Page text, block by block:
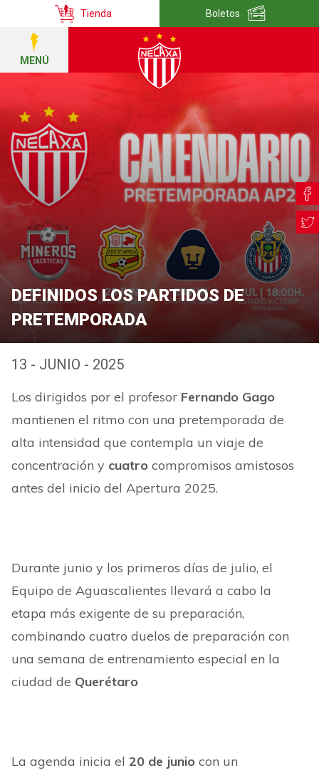
Tienda Boletos
MENÚ
DEFINIDOS LOS PARTIDOS DE
PRETEMPORADA
13 - JUNIO - 2025
Los dirigidos por el profesor Fernando Gago
mantienen el ritmo con una pretemporada de
alta intensidad que contempla un viaje de
concentración y cuatro compromisos amistosos
antes del inicio del Apertura 2025.
Durante junio y los primeros días de julio, el
Equipo de Aguascalientes llevará a cabo la
etapa más exigente de su preparación,
combinando cuatro duelos de preparación con
una semana de entrenamiento especial en la
ciudad de Querétaro
La agenda inicia el 20 de junio con un